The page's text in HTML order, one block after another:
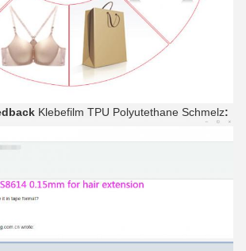
Klebefilm TPU Polyutethane Schmelz: